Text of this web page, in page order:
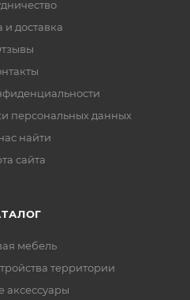
и доставка
персональных данных
найти
сайта
мебель
территории
аксессуары